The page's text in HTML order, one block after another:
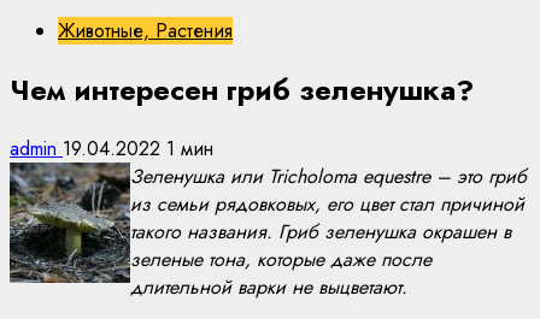
Животные, Растения
Чем интересен гриб зеленушка?
admin 19.04.2022 1 мин
Зеленушка или Tricholoma equestre – это гриб
из семьи рядовковых, его цвет стал причиной
такого названия. Гриб зеленушка окрашен в
зеленые тона, которые даже после
длительной варки не выцветают.